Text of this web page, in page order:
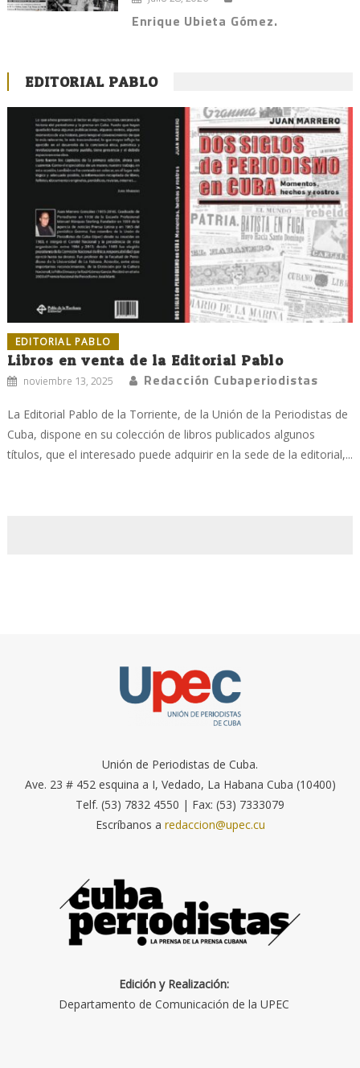
Enrique Ubieta Gómez.
EDITORIAL PABLO
EDITORIAL PABLO
Libros en venta de la Editorial Pablo
noviembre 13, 2025 Redacción Cubaperiodistas
La Editorial Pablo de la Torriente, de la Unión de la Periodistas de
Cuba, dispone en su colección de libros publicados algunos
títulos, que el interesado puede adquirir en la sede de la editorial,...
Unión de Periodistas de Cuba.
Ave. 23 # 452 esquina a I, Vedado, La Habana Cuba (10400)
Telf. (53) 7832 4550 | Fax: (53) 7333079
Escríbanos a redaccion@upec.cu
Edición y Realización:
Departamento de Comunicación de la UPEC